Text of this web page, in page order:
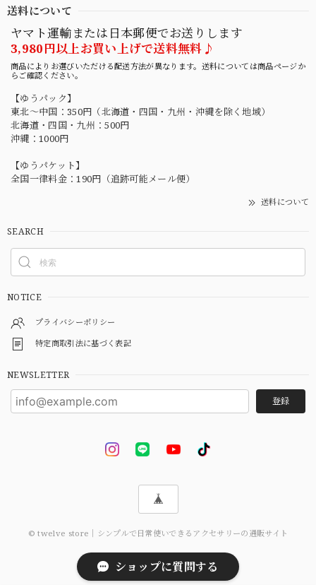
送料について
ヤマト運輸または日本郵便でお送りします
3,980円以上お買い上げで送料無料♪
商品によりお選びいただける配送方法が異なります。送料については商品ページか
らご確認ください。
【ゆうパック】
東北〜中国：350円（北海道・四国・九州・沖縄を除く地域）
北海道・四国・九州：500円
沖縄：1000円
【ゆうパケット】
全国一律料金：190円（追跡可能メール便）
送料について
SEARCH
NOTICE
プライバシーポリシー
特定商取引法に基づく表記
NEWSLETTER
登録
© twelve store｜シンプルで日常使いできるアクセサリーの通販サイト
ショップに質問する